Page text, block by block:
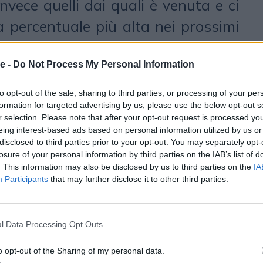
- Do Not Process My Personal Information
opt-out of the sale, sharing to third parties, or processing of your
for targeted advertising by us, please use the below opt-out
selection. Please note that after your opt-out request is processed
interest-based ads based on personal information utilized by us
to third parties prior to your opt-out. You may separately
of your personal information by third parties on the IAB’s list of
This information may also be disclosed by us to third parties on the
Participants that may further disclose it to other third parties.
Data Processing Opt Outs
opt-out of the Sharing of my personal data.
quelli dai quali è venuta e ci
percentuale più alta nei prossimi
che guidano sono quelli
prodotti internamente con tool
creativity e poi lanciati su
profilate e con mix di
le campagne di Natale dei clienti
streaming, sia nei tagli video
verticali. Il primo è quello
in senso crosscanale:
portato la quasi totalità dei
a usare il digitale come mezzo
informativo, l’evoluzione in